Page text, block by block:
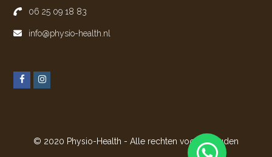
06 25 09 18 83
info@physio-health.nl
F
I
a
© 2020 Physio-Health - Alle rechten voorbehouden